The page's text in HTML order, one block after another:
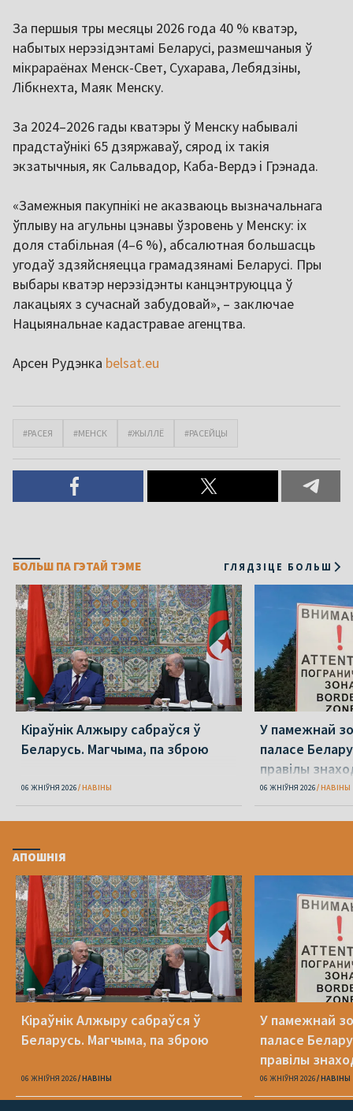
За першыя тры месяцы 2026 года 40 % кватэр,
набытых нерэзідэнтамі Беларусі, размешчаныя ў
мікрараёнах Менск-Свет, Сухарава, Лебядзіны,
Лібкнехта, Маяк Менску.
За 2024–2026 гады кватэры ў Менску набывалі
прадстаўнікі 65 дзяржаваў, сярод іх такія
экзатычныя, як Сальвадор, Каба-Вердэ і Грэнада.
«Замежныя пакупнікі не аказваюць вызначальнага
ўплыву на агульны цэнавы ўзровень у Менску: іх
доля стабільная (4–6 %), абсалютная большасць
угодаў здзяйсняецца грамадзянамі Беларусі. Пры
выбары кватэр нерэзідэнты канцэнтруюцца ў
лакацыях з сучаснай забудовай», – заключае
Нацыянальнае кадастравае агенцтва.
Арсен Рудэнка belsat.eu
#РАСЕЯ #МЕНСК #ЖЫЛЛЁ #РАСЕЙЦЫ
БОЛЬШ ПА ГЭТАЙ ТЭМЕ ГЛЯДЗІЦЕ БОЛЬШ
Кіраўнік Алжыру сабраўся ў
Беларусь. Магчыма, па зброю
06 ЖНІЎНЯ 2026 НАВІНЫ
У памежнай
паласе
правілы
06 ЖНІЎНЯ 2026 НАВІНЫ
АПОШНІЯ
Кіраўнік Алжыру сабраўся ў
Беларусь. Магчыма, па зброю
06 ЖНІЎНЯ 2026 НАВІНЫ
У памежнай
паласе
правілы
06 ЖНІЎНЯ 2026 НАВІНЫ